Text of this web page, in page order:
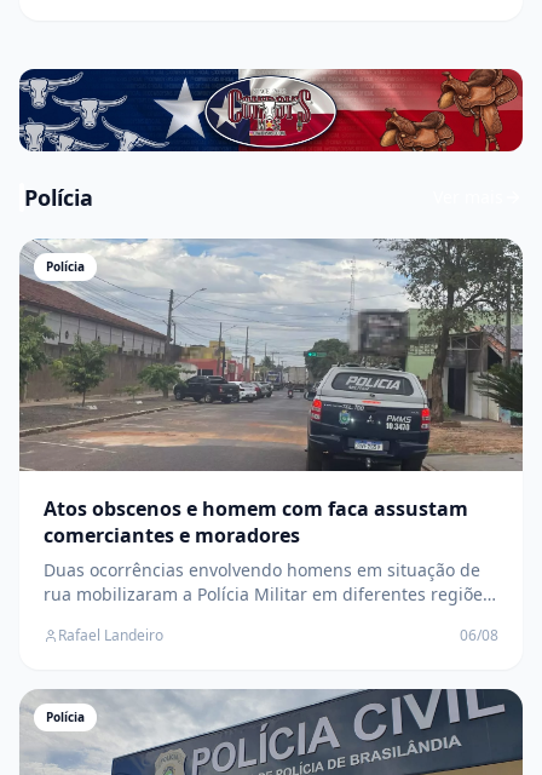
Polícia
Polícia
Atos obscenos e homem com faca assustam
comerciantes e moradores
Duas ocorrências envolvendo homens em situação de
rua mobilizaram a Polícia Militar em diferentes regiões
equipes
Rafael Landeiro 06/08
Polícia